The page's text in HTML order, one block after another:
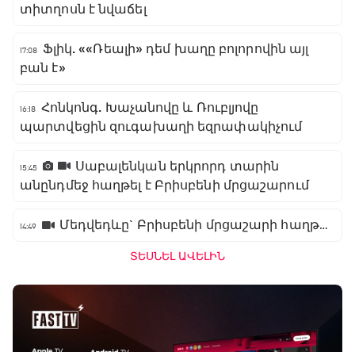
տիտղոսն է նվաճել
17:08
Ֆլիկ. ««Ռեալի» դեմ խաղը բոլորովին այլ
բան է»
16:18 Հոնկոնգ. Խաչանովը և Ռուբլյովը
պարտվեցին զուգախաղի եզրափակիչում
15:45
Սաբալենկան երկրորդ տարին
անընդմեջ հաղթել է Բրիսբենի մրցաշարում
14:49 Մեդվեդևը` Բրիսբենի մրցաշարի հաղթող
ՏԵՍՆԵԼ ԱՎԵԼԻՆ